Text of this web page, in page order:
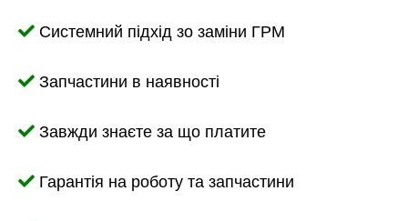
Системний підхід зо заміни ГРМ
Запчастини в наявності
Завжди знаєте за що платите
Гарантія на роботу та запчастини